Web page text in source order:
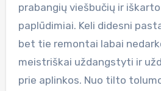
prabangių viešbučių ir
paplūdimiai. Keli didesni
bet tie remontai labai
meistriškai uždangstyti ir
prie aplinkos. Nuo tilto